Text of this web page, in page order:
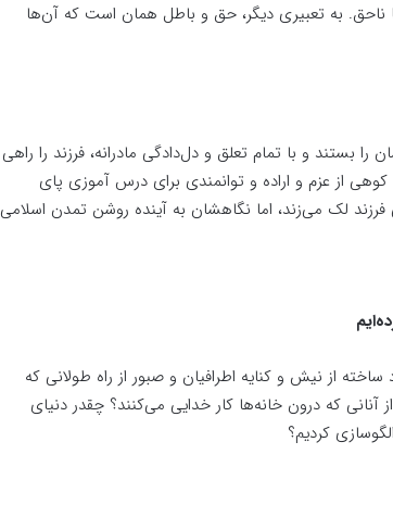
ناحق. به تعبیری دیگر، حق و باطل همان است که آن‌ها
بستند و با تمام تعلق و دل‌دادگی مادرانه، فرزند را راهی
از عزم و اراده و توانمندی برای درس آموزی پای
لک می‌زند، اما نگاهشان به آینده روشن تمدن اسلامی
ساخته از نیش و کنایه اطرافیان و صبور از راه طولانی که
آنانی که درون خانه‌ها کار خدایی می‌کنند؟ چقدر دنیای
کردیم؟